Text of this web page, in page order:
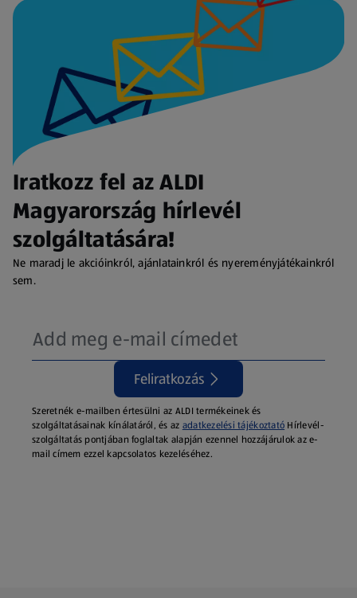
Iratkozz fel az ALDI
Magyarország hírlevél
szolgáltatására!
Ne maradj le akcióinkról, ajánlatainkról és nyereményjátékainkról
sem.
Feliratkozás
Szeretnék e-mailben értesülni az ALDI termékeinek és
szolgáltatásainak kínálatáról, és az adatkezelési tájékoztató Hírlevél-
szolgáltatás pontjában foglaltak alapján ezennel hozzájárulok az e-
mail címem ezzel kapcsolatos kezeléséhez.